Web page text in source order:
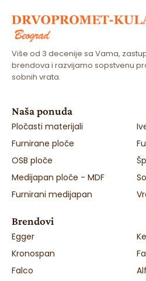
Više od 3 decenije sa Vama,
brendova i razvijamo sopstvenu
sobnih vrata.
Naša ponuda
Pločasti materijali
Furnirane ploče
OSB ploče
Medijapan ploče - MDF
Furnirani medijapan
Brendovi
Egger
Kronospan
Falco